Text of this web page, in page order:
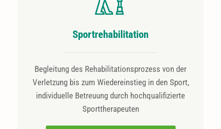
Sportrehabilitation
Begleitung des Rehabilitationsprozess von der
Verletzung bis zum Wiedereinstieg in den Sport,
individuelle Betreuung durch hochqualifizierte
Sporttherapeuten